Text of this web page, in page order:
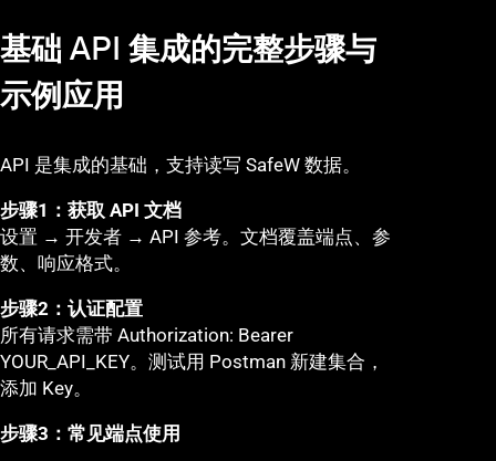
基础 API 集成的完整步骤与
示例应用
API 是集成的基础，支持读写 SafeW 数据。
步骤1：获取 API 文档
设置 → 开发者 → API 参考。文档覆盖端点、参
数、响应格式。
步骤2：认证配置
所有请求需带 Authorization: Bearer
YOUR_API_KEY。测试用 Postman 新建集合，
添加 Key。
步骤3：常见端点使用